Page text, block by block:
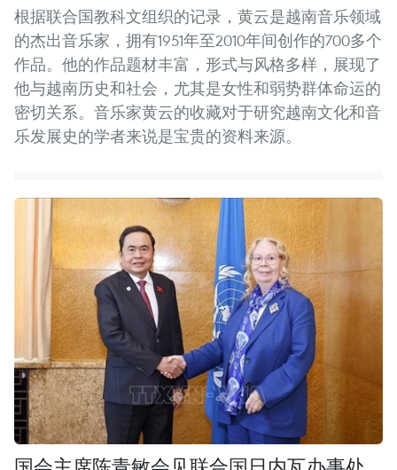
根据联合国教科文组织的记录，黄云是越南音乐领域
的杰出音乐家，拥有1951年至2010年间创作的700多个
作品。他的作品题材丰富，形式与风格多样，展现了
他与越南历史和社会，尤其是女性和弱势群体命运的
密切关系。音乐家黄云的收藏对于研究越南文化和音
乐发展史的学者来说是宝贵的资料来源。